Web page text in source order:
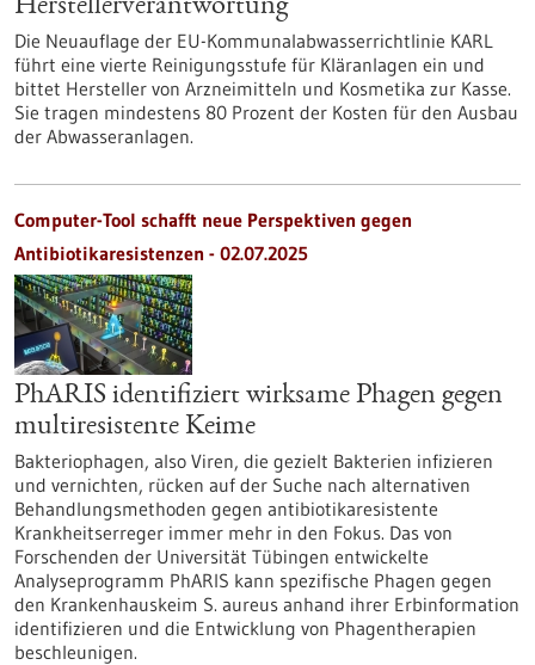
Herstellerverantwortung
Die Neuauflage der EU-Kommunalabwasserrichtlinie KARL
führt eine vierte Reinigungsstufe für Kläranlagen ein und
bittet Hersteller von Arzneimitteln und Kosmetika zur Kasse.
Sie tragen mindestens 80 Prozent der Kosten für den Ausbau
der Abwasseranlagen.
Computer-Tool schafft neue Perspektiven gegen
Antibiotikaresistenzen - 02.07.2025
PhARIS identifiziert wirksame Phagen gegen
multiresistente Keime
Bakteriophagen, also Viren, die gezielt Bakterien infizieren
und vernichten, rücken auf der Suche nach alternativen
Behandlungsmethoden gegen antibiotikaresistente
Krankheitserreger immer mehr in den Fokus. Das von
Forschenden der Universität Tübingen entwickelte
Analyseprogramm PhARIS kann spezifische Phagen gegen
den Krankenhauskeim S. aureus anhand ihrer Erbinformation
identifizieren und die Entwicklung von Phagentherapien
beschleunigen.